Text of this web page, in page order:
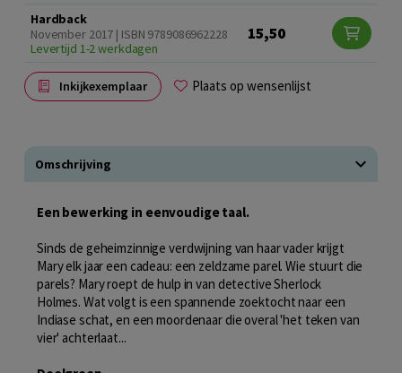
Hardback
November 2017 | ISBN 9789086962228
Levertijd 1-2 werkdagen
15,50
Inkijkexemplaar Plaats op wensenlijst
Omschrijving
Een bewerking in eenvoudige taal.
Sinds de geheimzinnige verdwijning van haar vader krijgt
Mary elk jaar een cadeau: een zeldzame parel. Wie stuurt die
parels? Mary roept de hulp in van detective Sherlock
Holmes. Wat volgt is een spannende zoektocht naar een
Indiase schat, en een moordenaar die overal 'het teken van
vier' achterlaat...